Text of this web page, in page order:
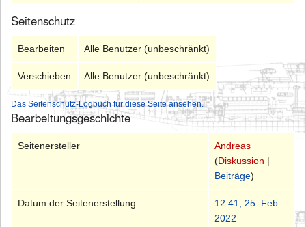
Seitenschutz
Bearbeiten Alle Benutzer (unbeschränkt)
Verschieben Alle Benutzer (unbeschränkt)
Das Seitenschutz-Logbuch für diese Seite ansehen.
Bearbeitungsgeschichte
Seitenersteller
Andreas
(Diskussion |
Beiträge)
Datum der Seitenerstellung
12:41, 25. Feb.
2022